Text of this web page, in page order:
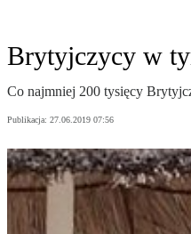
Brytyjczycy w
Co najmniej 200 tysięcy
Publikacja: 27.06.2019 07:56